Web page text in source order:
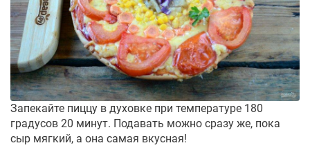
Запекайте пиццу в духовке при температуре 180
градусов 20 минут. Подавать можно сразу же, пока
сыр мягкий, а она самая вкусная!